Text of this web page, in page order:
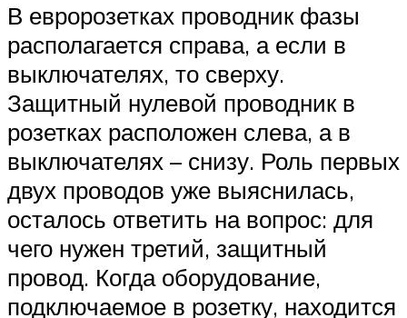
В евророзетках проводник фазы
располагается справа, а если в
выключателях, то сверху.
Защитный нулевой проводник в
розетках расположен слева, а в
выключателях – снизу. Роль первых
двух проводов уже выяснилась,
осталось ответить на вопрос: для
чего нужен третий, защитный
провод. Когда оборудование,
подключаемое в розетку, находится